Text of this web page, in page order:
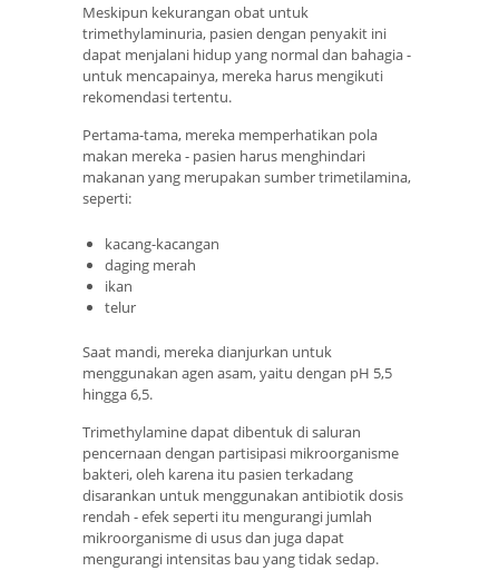
Meskipun kekurangan obat untuk
trimethylaminuria, pasien dengan penyakit ini
dapat menjalani hidup yang normal dan bahagia -
untuk mencapainya, mereka harus mengikuti
rekomendasi tertentu.
Pertama-tama, mereka memperhatikan pola
makan mereka - pasien harus menghindari
makanan yang merupakan sumber trimetilamina,
seperti:
kacang-kacangan
daging merah
ikan
telur
Saat mandi, mereka dianjurkan untuk
menggunakan agen asam, yaitu dengan pH 5,5
hingga 6,5.
Trimethylamine dapat dibentuk di saluran
pencernaan dengan partisipasi mikroorganisme
bakteri, oleh karena itu pasien terkadang
disarankan untuk menggunakan antibiotik dosis
rendah - efek seperti itu mengurangi jumlah
mikroorganisme di usus dan juga dapat
mengurangi intensitas bau yang tidak sedap.